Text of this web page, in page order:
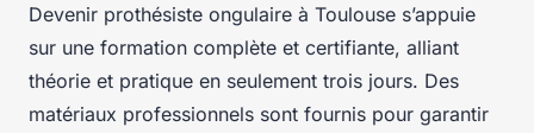
Devenir prothésiste ongulaire à Toulouse s’appuie
sur une formation complète et certifiante, alliant
théorie et pratique en seulement trois jours. Des
matériaux professionnels sont fournis pour garantir